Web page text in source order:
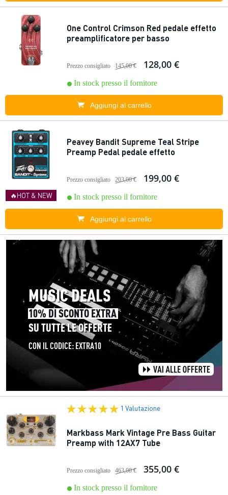
One Control Crimson Red pedale effetto
preamplificatore per basso
Prezzo consigliato 145,00 € 128,00 €
In stock presso il fornitore
Aggiungi al carrello
🔥HOT & NEW
Peavey Bandit Supreme Teal Stripe
Preamp Pedal pedale effetto
Prezzo consigliato 203,00 € 199,00 €
In stock presso il fornitore
Aggiungi al carrello
1 Valutazione
Markbass Mark Vintage Pre Bass Guitar
Preamp with 12AX7 Tube
Prezzo consigliato 463,00 € 355,00 €
In stock presso il fornitore